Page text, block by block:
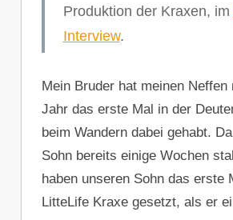
Produktion der Kraxen, im
Interview.
Mein Bruder hat meinen Neffen
Jahr das erste Mal in der
beim Wandern dabei gehabt.
Sohn bereits einige Wochen
haben unseren Sohn das erste
LitteLife Kraxe gesetzt, als er